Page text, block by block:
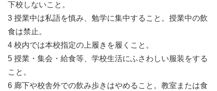
下校しないこと。
3 授業中は私語を慎み、勉学に集中すること。授業中の飲
食は禁止。
4 校内では本校指定の上履きを履くこと。
5 授業・集会・給食等、学校生活にふさわしい服装をする
こと。
6 廊下や校舎外での飲み歩きはやめること。教室または食